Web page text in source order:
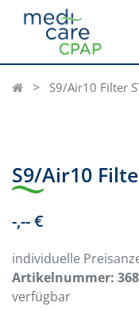
S9/Air10 Filter
S9/Air10
-,-- €
individuelle
Artikelnummer:
verfügbar